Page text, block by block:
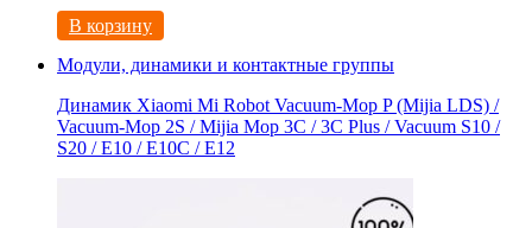
В корзину
Модули, динамики и контактные группы
Динамик Xiaomi Mi Robot Vacuum-Mop P (Mijia LDS) /
Vacuum-Mop 2S / Mijia Mop 3C / 3С Рlus / Vacuum S10 /
S20 / E10 / E10C / E12